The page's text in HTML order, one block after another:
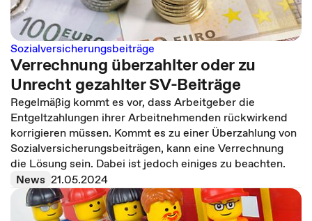
Sozialversicherungsbeiträge
Verrechnung überzahlter oder zu
Unrecht gezahlter SV-Beiträge
Regelmäßig kommt es vor, dass Arbeitgeber die
Entgeltzahlungen ihrer Arbeitnehmenden rückwirkend
korrigieren müssen. Kommt es zu einer Überzahlung von
Sozialversicherungsbeiträgen, kann eine Verrechnung
die Lösung sein. Dabei ist jedoch einiges zu beachten.
News 21.05.2024